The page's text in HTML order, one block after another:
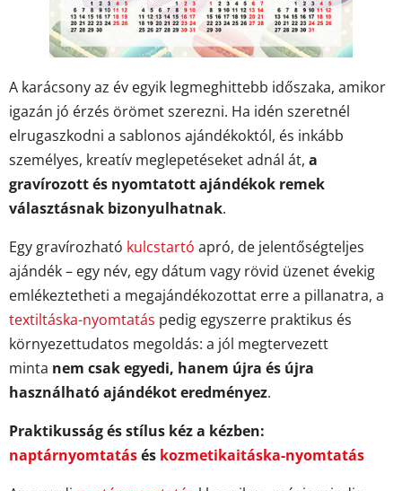
A karácsony az év egyik legmeghittebb időszaka, amikor
igazán jó érzés örömet szerezni. Ha idén szeretnél
elrugaszkodni a sablonos ajándékoktól, és inkább
személyes, kreatív meglepetéseket adnál át, a
gravírozott és nyomtatott ajándékok remek
választásnak bizonyulhatnak.
Egy gravírozható kulcstartó apró, de jelentőségteljes
ajándék – egy név, egy dátum vagy rövid üzenet évekig
emlékeztetheti a megajándékozottat erre a pillanatra, a
textiltáska-nyomtatás pedig egyszerre praktikus és
környezettudatos megoldás: a jól megtervezett
minta nem csak egyedi, hanem újra és újra
használható ajándékot eredményez.
Praktikusság és stílus kéz a kézben:
naptárnyomtatásés kozmetikaitáska-nyomtatás